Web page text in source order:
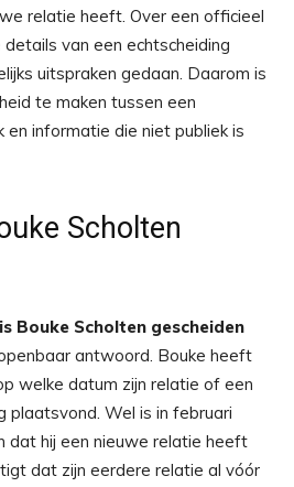
relatie heeft. Over een officieel
van een echtscheiding
uitspraken gedaan. Daarom is
te maken tussen een
informatie die niet publiek is
Scholten
Bouke Scholten gescheiden
antwoord. Bouke heeft
welke datum zijn relatie of een
plaatsvond. Wel is in februari
dat hij een nieuwe relatie heeft
dat zijn eerdere relatie al vóór